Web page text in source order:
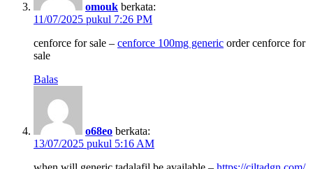
omouk berkata:
11/07/2025 pukul 7:26 PM
cenforce for sale – cenforce 100mg generic order cenforce for
sale
Balas
o68eo berkata:
13/07/2025 pukul 5:16 AM